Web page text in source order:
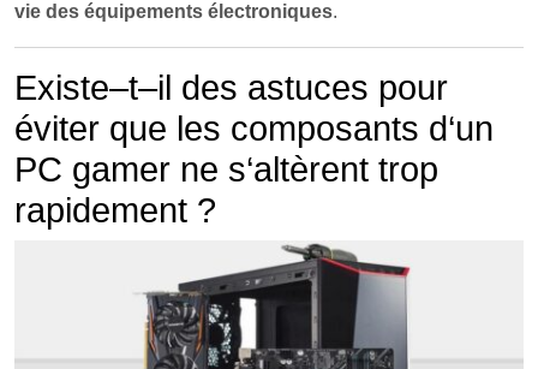
vie des équipements électroniques.
Existe–t–il des astuces pour
éviter que les composants d‘un
PC gamer ne s‘altèrent trop
rapidement ?